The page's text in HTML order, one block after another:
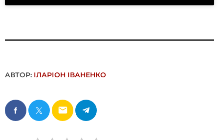
АВТОР: ІЛАРІОН ІВАНЕНКО
email